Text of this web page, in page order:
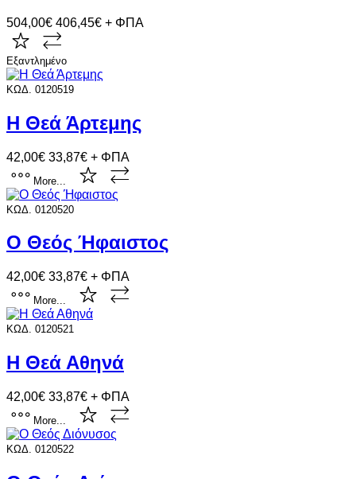
504,00€ 406,45€ + ΦΠΑ
Εξαντλημένο
ΚΩΔ. 0120519
Η Θεά Άρτεμης
42,00€ 33,87€ + ΦΠΑ
More...
ΚΩΔ. 0120520
Ο Θεός Ήφαιστος
42,00€ 33,87€ + ΦΠΑ
More...
ΚΩΔ. 0120521
Η Θεά Αθηνά
42,00€ 33,87€ + ΦΠΑ
More...
ΚΩΔ. 0120522